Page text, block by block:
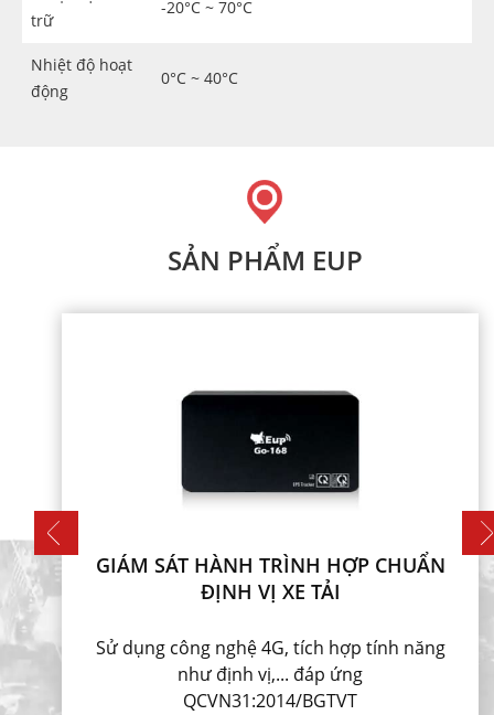
trữ
-20°C ~ 70°C
Nhiệt độ hoạt
động
0°C ~ 40°C
SẢN PHẨM EUP
GIÁM SÁT HÀNH TRÌNH HỢP CHUẨN
ĐỊNH VỊ XE TẢI
Sử dụng công nghệ 4G, tích hợp tính năng
như định vị,... đáp ứng
QCVN31:2014/BGTVT